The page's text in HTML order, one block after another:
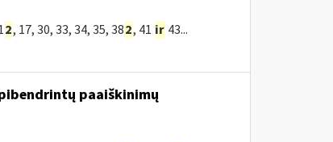
2, 17, 30, 33, 34, 35, 382, 41 ir 43...
paaiškinimų